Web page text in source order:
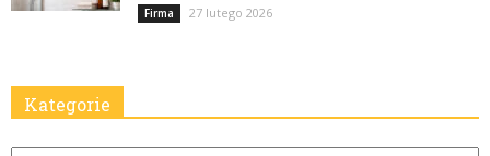
Firma 27 lutego 2026
Kategorie
Kategorie